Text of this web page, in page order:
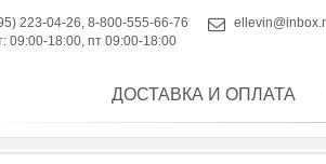
223-04-26, 8-800-555-66-76
09:00-18:00, пт 09:00-18:00
ДОСТАВКА И ОПЛАТА